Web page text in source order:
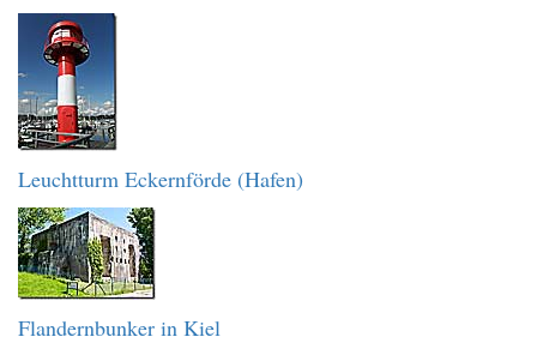
Leuchtturm Eckernförde (Hafen)
Flandernbunker in Kiel